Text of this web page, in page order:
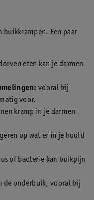
buikkrampen. Een paar
eten kan je darmen
vooral bij
voor.
kramp in je darmen
op wat er in je hoofd
of bacterie kan buikpijn
de onderbuik, vooral bij